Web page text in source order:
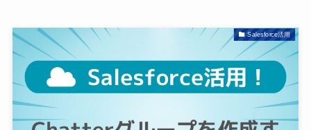
Salesforce活用